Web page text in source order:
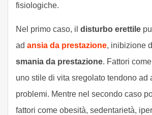
fisiologiche.
Nel primo caso, il disturbo erettile
ad ansia da prestazione, inibizione
smania da prestazione. Fattori come
uno stile di vita sregolato tendono ad
problemi. Mentre nel secondo caso
fattori come obesità, sedentarietà,